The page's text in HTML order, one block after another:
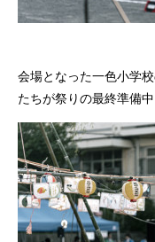
会場となった一色小学
たちが祭りの最終準備中